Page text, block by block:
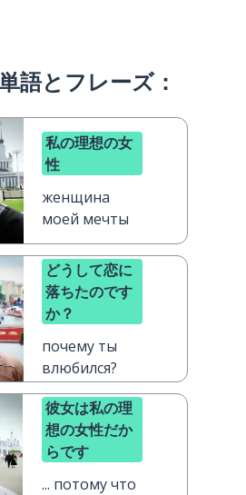
語とフレーズ：
私の理想の女
性
женщина
моей мечты
どうして恋に
落ちたのです
か？
почему ты
влюбился?
彼女は私の理
想の女性だか
らです
... потому что